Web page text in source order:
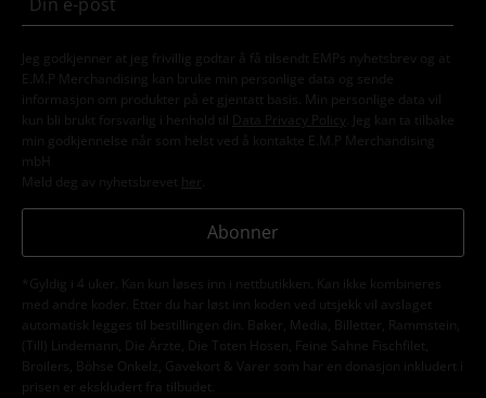
Jeg godkjenner at jeg frivillig godtar å få tilsendt EMPs nyhetsbrev og at
E.M.P Merchandising kan bruke min personlige data og sende
informasjon om produkter på et gjentatt basis. Min personlige data vil
kun bli brukt forsvarlig i henhold til
Data Privacy Policy
. Jeg kan ta tilbake
min godkjennelse når som helst ved å kontakte E.M.P Merchandising
mbH
Meld deg av nyhetsbrevet her
Abonner
*Gyldig i 4 uker. Kan kun løses inn i nettbutikken. Kan ikke kombineres
med andre koder. Etter du har løst inn koden ved utsjekk vil avslaget
automatisk legges til bestillingen din. Bøker, Media, Billetter, Rammstein,
(Till) Lindemann, Die Ärzte, Die Toten Hosen, Feine Sahne Fischfilet,
Broilers, Böhse Onkelz, Gavekort & Varer som har en donasjon inkludert i
prisen er ekskludert fra tilbudet.